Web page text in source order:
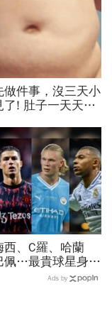
做件事，沒三天小
了! 肚子一天天變
西、C羅、哈蘭
佩…最貴球星身價
手排行出爐，法
Ads by